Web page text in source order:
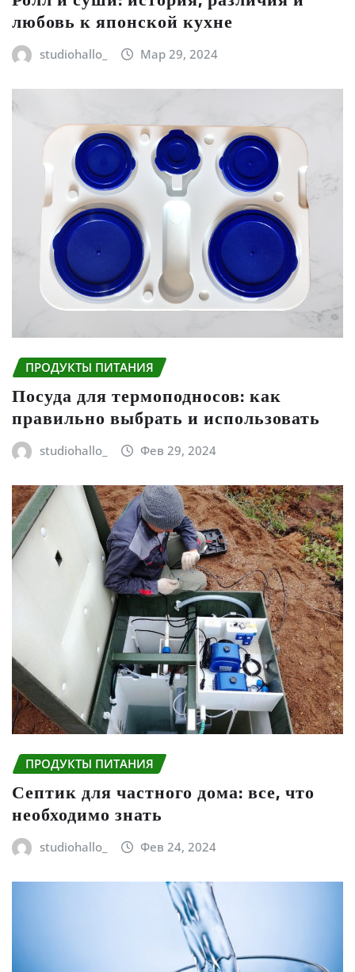
любовь к японской кухне
studiohallo_ Мар 29, 2024
ПРОДУКТЫ ПИТАНИЯ
Посуда для термоподносов: как
правильно выбрать и использовать
studiohallo_ Фев 29, 2024
ПРОДУКТЫ ПИТАНИЯ
Септик для частного дома: все, что
необходимо знать
studiohallo_ Фев 24, 2024